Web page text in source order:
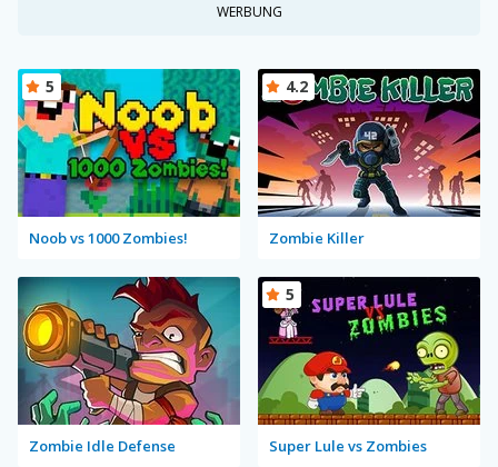
WERBUNG
Noob vs 1000 Zombies!
5
Zombie Killer
4.2
Zombie Idle Defense Super Lule vs Zombies
5